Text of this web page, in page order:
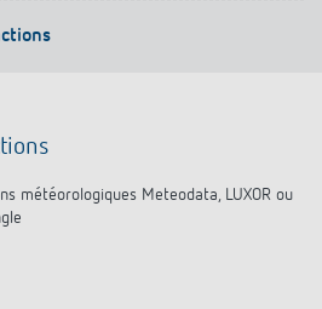
météorologiques Meteodata, LUXOR ou